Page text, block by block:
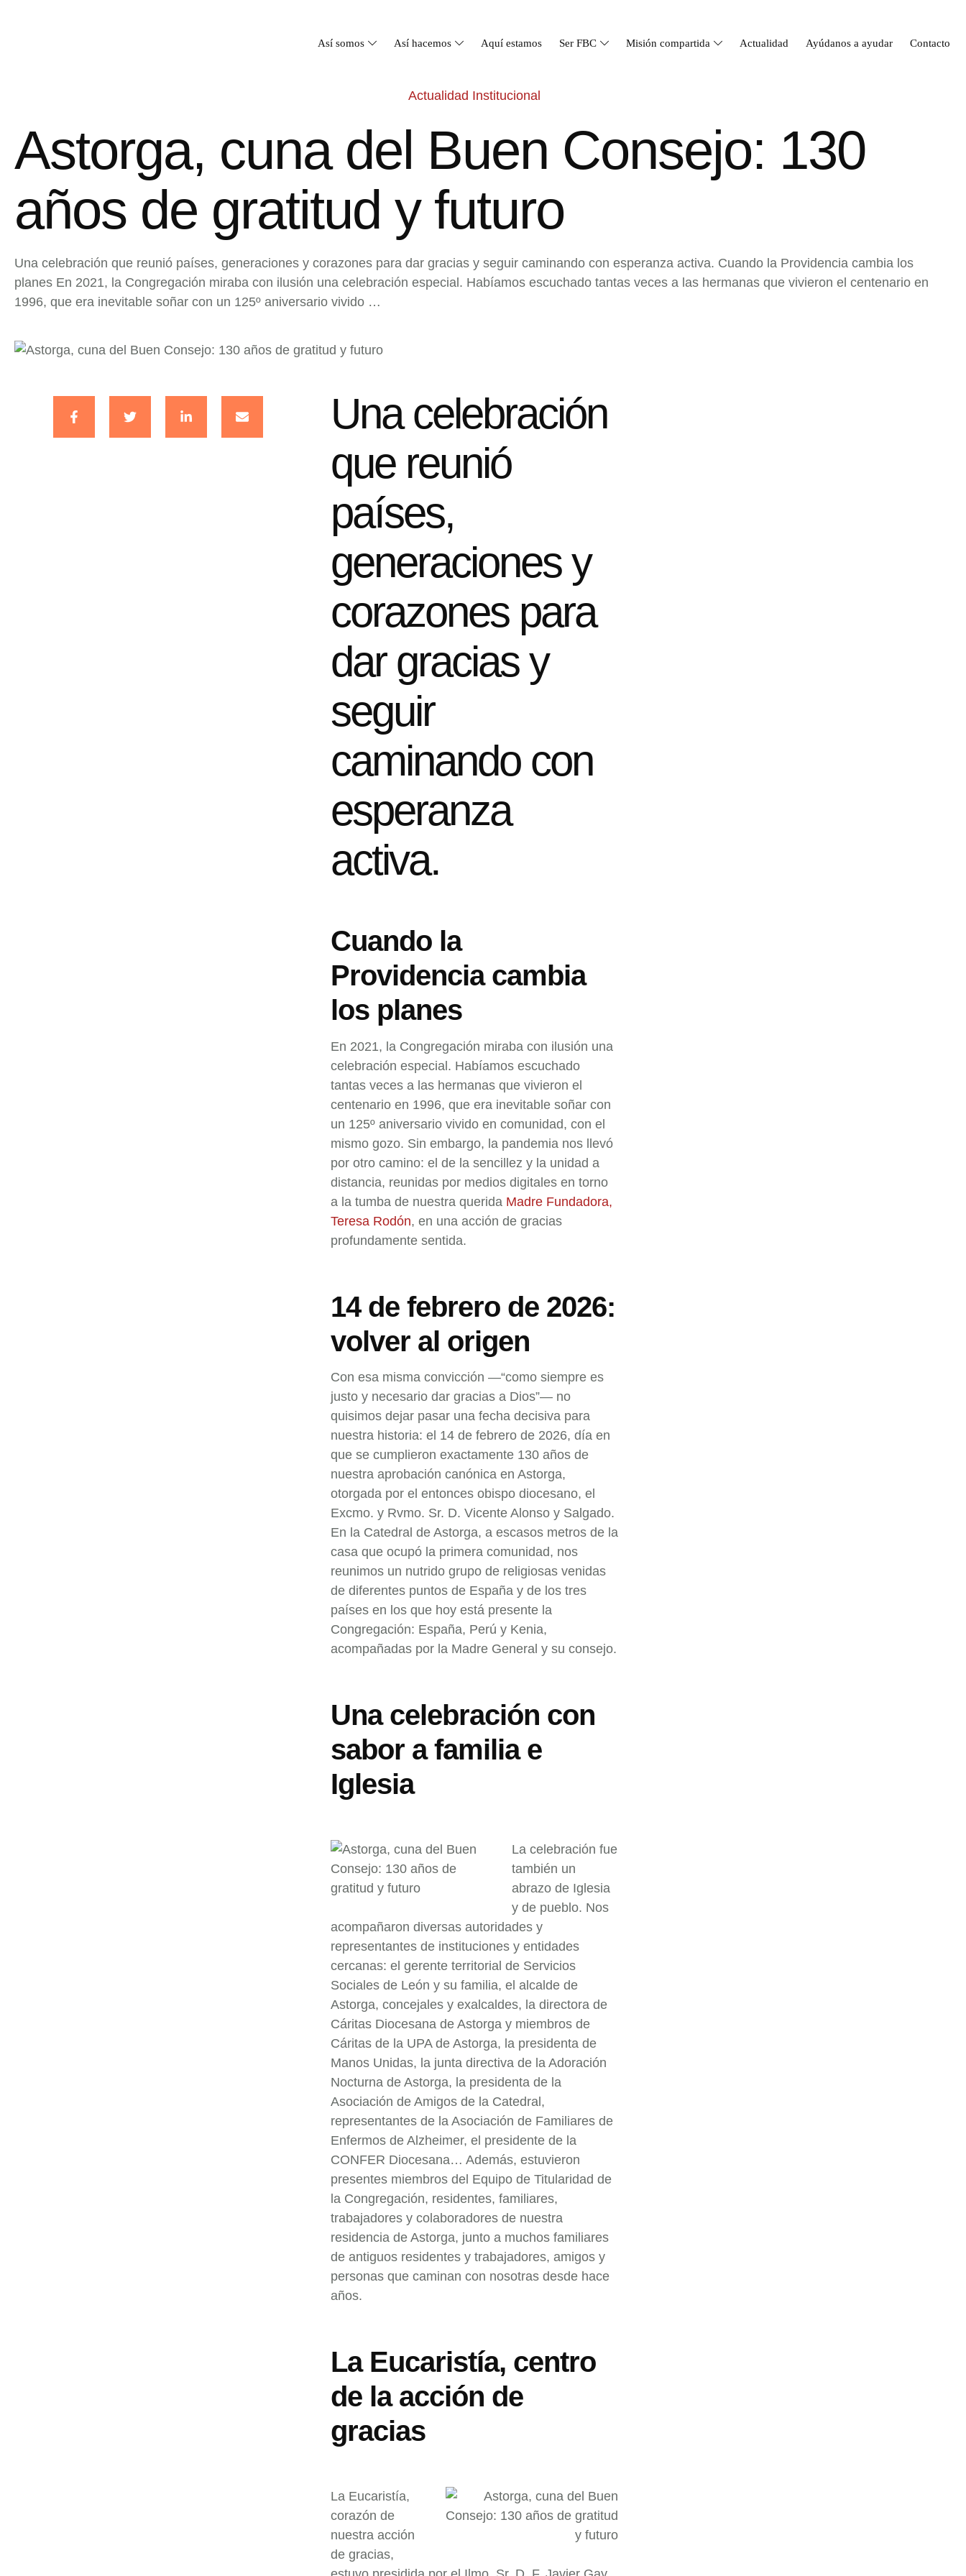
Así somos Así hacemos Aquí estamos Ser FBC Misión compartida Actualidad Ayúdanos a ayudar Contacto
Actualidad Institucional
Astorga, cuna del Buen Consejo: 130
años de gratitud y futuro
Una celebración que reunió países, generaciones y corazones para dar gracias y seguir caminando con esperanza activa. Cuando la Providencia cambia los
planes En 2021, la Congregación miraba con ilusión una celebración especial. Habíamos escuchado tantas veces a las hermanas que vivieron el centenario en
1996, que era inevitable soñar con un 125º aniversario vivido …
Una celebración
que reunió
países,
generaciones y
corazones para
dar gracias y
seguir
caminando con
esperanza
activa.
Cuando la
Providencia cambia
los planes
En 2021, la Congregación miraba con ilusión una
celebración especial. Habíamos escuchado
tantas veces a las hermanas que vivieron el
centenario en 1996, que era inevitable soñar con
un 125º aniversario vivido en comunidad, con el
mismo gozo. Sin embargo, la pandemia nos llevó
por otro camino: el de la sencillez y la unidad a
distancia, reunidas por medios digitales en torno
a la tumba de nuestra querida Madre Fundadora,
Teresa Rodón, en una acción de gracias
profundamente sentida.
14 de febrero de 2026:
volver al origen
Con esa misma convicción —“como siempre es
justo y necesario dar gracias a Dios”— no
quisimos dejar pasar una fecha decisiva para
nuestra historia: el 14 de febrero de 2026, día en
que se cumplieron exactamente 130 años de
nuestra aprobación canónica en Astorga,
otorgada por el entonces obispo diocesano, el
Excmo. y Rvmo. Sr. D. Vicente Alonso y Salgado.
En la Catedral de Astorga, a escasos metros de la
casa que ocupó la primera comunidad, nos
reunimos un nutrido grupo de religiosas venidas
de diferentes puntos de España y de los tres
países en los que hoy está presente la
Congregación: España, Perú y Kenia,
acompañadas por la Madre General y su consejo.
Una celebración con
sabor a familia e
Iglesia
La celebración fue
también un
abrazo de Iglesia
y de pueblo. Nos
acompañaron diversas autoridades y
representantes de instituciones y entidades
cercanas: el gerente territorial de Servicios
Sociales de León y su familia, el alcalde de
Astorga, concejales y exalcaldes, la directora de
Cáritas Diocesana de Astorga y miembros de
Cáritas de la UPA de Astorga, la presidenta de
Manos Unidas, la junta directiva de la Adoración
Nocturna de Astorga, la presidenta de la
Asociación de Amigos de la Catedral,
representantes de la Asociación de Familiares de
Enfermos de Alzheimer, el presidente de la
CONFER Diocesana… Además, estuvieron
presentes miembros del Equipo de Titularidad de
la Congregación, residentes, familiares,
trabajadores y colaboradores de nuestra
residencia de Astorga, junto a muchos familiares
de antiguos residentes y trabajadores, amigos y
personas que caminan con nosotras desde hace
años.
La Eucaristía, centro
de la acción de
gracias
La Eucaristía,
corazón de
nuestra acción
de gracias,